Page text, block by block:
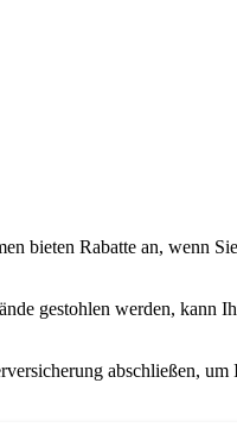
bieten Rabatte an, wenn
gestohlen werden, kann
abschließen,